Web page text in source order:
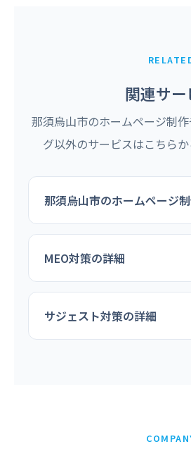
関連サー
那須烏山市のホームページ制
グ以外のサービスはこちらか
那須烏山市のホームページ
MEO対策の詳細
サジェスト対策の詳細